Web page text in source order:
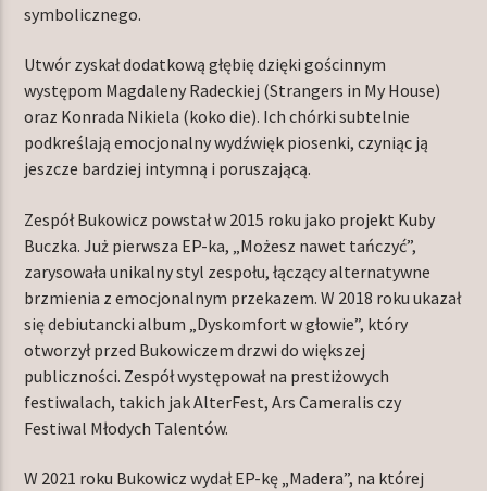
symbolicznego.
Utwór zyskał dodatkową głębię dzięki gościnnym
występom Magdaleny Radeckiej (Strangers in My House)
oraz Konrada Nikiela (koko die). Ich chórki subtelnie
podkreślają emocjonalny wydźwięk piosenki, czyniąc ją
jeszcze bardziej intymną i poruszającą.
Zespół Bukowicz powstał w 2015 roku jako projekt Kuby
Buczka. Już pierwsza EP-ka, „Możesz nawet tańczyć”,
zarysowała unikalny styl zespołu, łączący alternatywne
brzmienia z emocjonalnym przekazem. W 2018 roku ukazał
się debiutancki album „Dyskomfort w głowie”, który
otworzył przed Bukowiczem drzwi do większej
publiczności. Zespół występował na prestiżowych
festiwalach, takich jak AlterFest, Ars Cameralis czy
Festiwal Młodych Talentów.
W 2021 roku Bukowicz wydał EP-kę „Madera”, na której